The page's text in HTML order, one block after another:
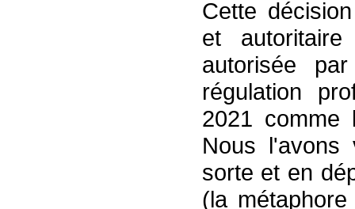
Cette
et
autorisée
régulation
2021 comme
Nous l'avons
sorte et en
(la